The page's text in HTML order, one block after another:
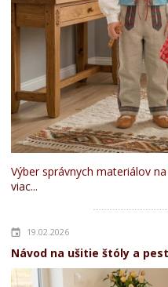
Výber správnych materiálov
viac...
19.02.2026
Návod na ušitie štóly a